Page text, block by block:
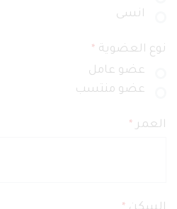
انسى
نوع العضوية *
عضو عامل
عضو منتسب
العمر *